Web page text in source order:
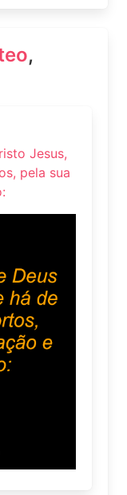
,
Jesus,
pela sua